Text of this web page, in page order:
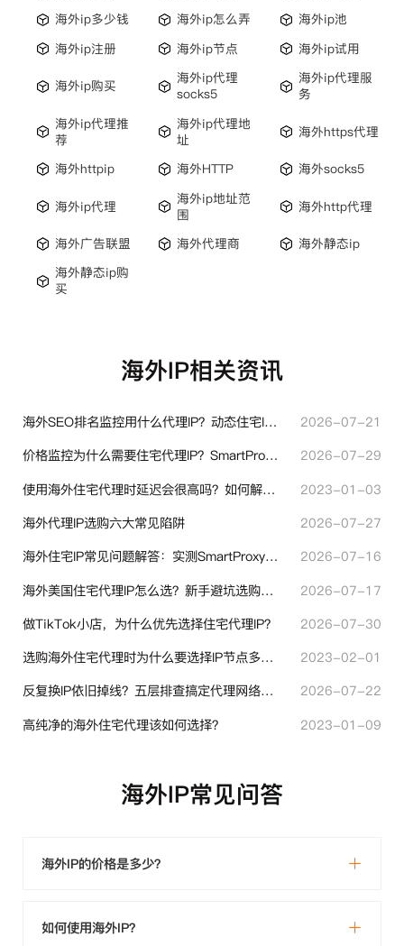
海外ip多少钱
海外ip怎么弄
海外ip池
海外ip注册
海外ip节点 海外ip试用
海外ip购买
海外ip代理
socks5
海外ip代理服
务
海外ip代理推
荐
海外ip代理地
址
海外https代理
海外httpip 海外HTTP 海外socks5
海外ip代理
海外ip地址范
围
海外http代理
海外广告联盟 海外代理商
海外静态ip
海外静态ip购
买
海外IP相关资讯
海外SEO排名监控用什么代理IP？动态住宅IP与静态住宅IP怎么选
2026-07-21
价格监控为什么需要住宅代理IP？SmartProxy助力跨境商家实现全球竞品数据采集
2026-07-29
使用海外住宅代理时延迟会很高吗？如何解决？
2023-01-03
海外代理IP选购六大常见陷阱
2026-07-27
海外住宅IP常见问题解答：实测SmartProxy使用经验分享
2026-07-16
海外美国住宅代理IP怎么选？新手避坑选购指南
2026-07-17
做TikTok小店，为什么优先选择住宅代理IP？
2026-07-30
选购海外住宅代理时为什么要选择IP节点多的？有什么区别？
2023-02-01
反复换IP依旧掉线？五层排查搞定代理网络异常
2026-07-22
高纯净的海外住宅代理该如何选择？
2023-01-09
海外IP常见问答
海外IP的价格是多少？
如何使用海外IP？